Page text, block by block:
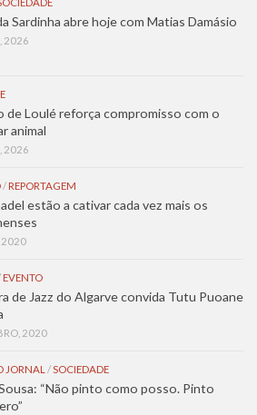
Sardinha abre hoje com Matias Damásio
2026
de Loulé reforça compromisso com o
animal
2026
/ REPORTAGEM
estão a cativar cada vez mais os
2020
EVENTO
de Jazz do Algarve convida Tutu Puoane
2020
JORNAL /SOCIEDADE
“Não pinto como posso. Pinto